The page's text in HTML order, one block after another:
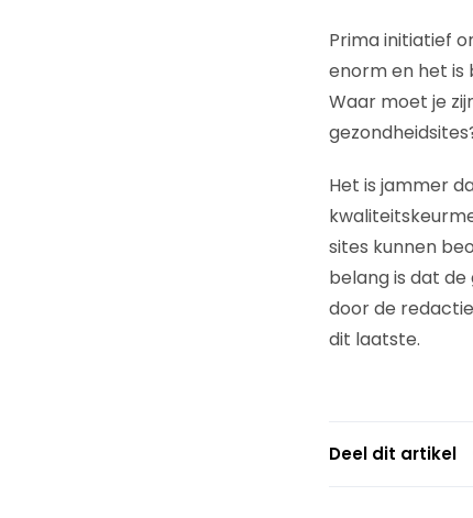
Prima initiatief
enorm en het is
Waar moet je
Het is jammer
sites kunnen
belang is dat
door de
dit laatste.
Deel dit artikel